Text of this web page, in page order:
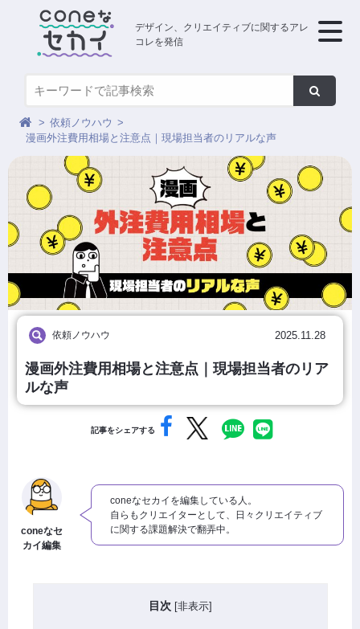
デザイン、クリエイティブに関するアレ
コレを発信
依頼ノウハウ
漫画外注費用相場と注意点｜現場担当者のリアルな声
依頼ノウハウ 2025.11.28
漫画外注費用相場と注意点｜現場担当者のリア
ルな声
記事をシェアする
coneなセ
カイ編集
coneなセカイを編集している人。
自らもクリエイターとして、日々クリエイティブ
に関する課題解決で翻弄中。
目次 [非表示]